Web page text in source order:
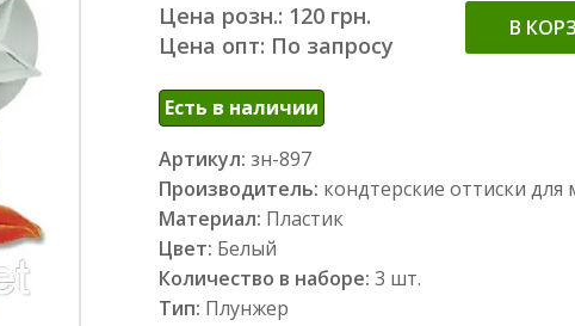
Цена розн.: 120 грн.
Цена опт: По запросу
В
Есть в наличии
Артикул: зн-897
Производитель: кондтерские оттиски для
Материал: Пластик
Цвет: Белый
Количество в наборе: 3 шт.
Тип: Плунжер